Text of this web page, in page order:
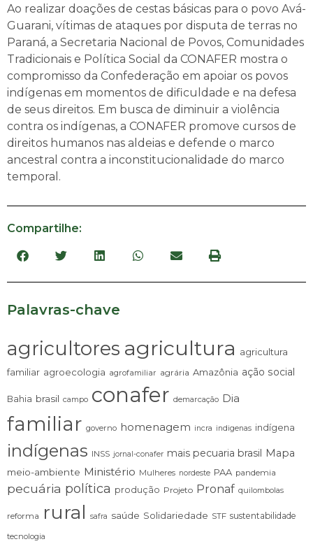
Ao realizar doações de cestas básicas para o povo Avá-
Guarani, vítimas de ataques por disputa de terras no
Paraná, a Secretaria Nacional de Povos, Comunidades
Tradicionais e Política Social da CONAFER mostra o
compromisso da Confederação em apoiar os povos
indígenas em momentos de dificuldade e na defesa
de seus direitos. Em busca de diminuir a violência
contra os indígenas, a CONAFER promove cursos de
direitos humanos nas aldeias e defende o marco
ancestral contra a inconstitucionalidade do marco
temporal.
Compartilhe:
Palavras-chave
agricultores agricultura agricultura
familiar agroecologia agrofamiliar agrária Amazônia ação social
Bahia brasil campo conafer demarcação Dia
familiar governo homenagem incra indigenas indígena
indígenas INSS jornal-conafer mais pecuaria brasil Mapa
meio-ambiente Ministério Mulheres nordeste PAA pandemia
pecuária política produção Projeto Pronaf quilombolas
reforma rural safra saúde Solidariedade STF sustentabilidade
tecnologia